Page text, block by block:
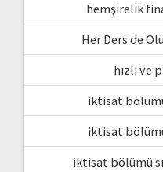
hemşirelik
Her Ders de
hızlı ve
iktisat
iktisat
iktisat bölümü